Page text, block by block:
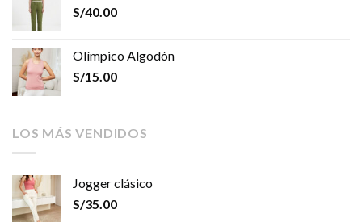
S/40.00
Olímpico Algodón
S/15.00
LOS MÁS VENDIDOS
Jogger clásico
S/35.00